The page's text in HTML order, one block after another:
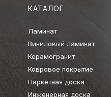
КАТАЛОГ
Ламинат
Виниловый ламинат
Керамогранит
Ковровое покрытие
Паркетная доска
Инженерная доска